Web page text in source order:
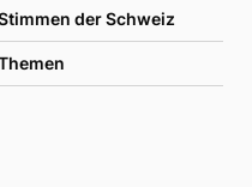
der Schweiz